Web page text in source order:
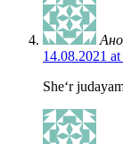
14.08.2021
She‘r